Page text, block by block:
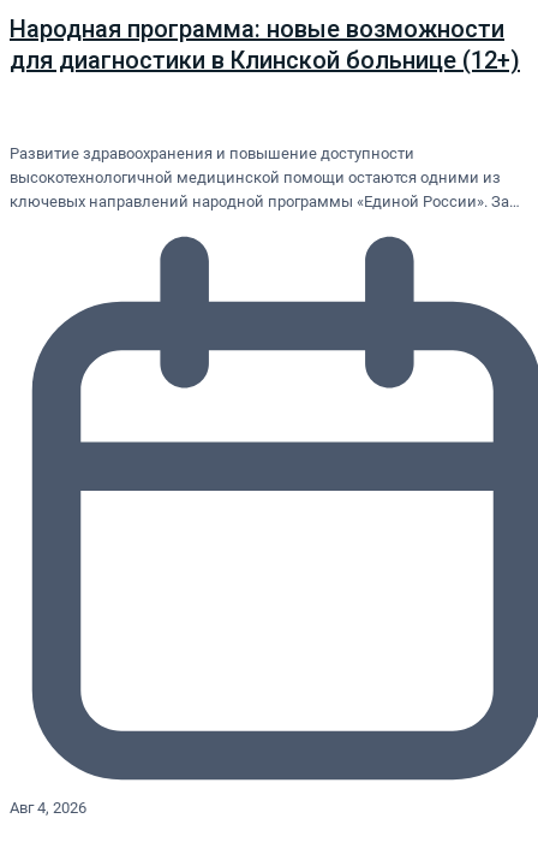
Народная программа: новые возможности
для диагностики в Клинской больнице (12+)
Развитие здравоохранения и повышение доступности
высокотехнологичной медицинской помощи остаются одними из
ключевых направлений народной программы «Единой России». За…
Авг 4, 2026